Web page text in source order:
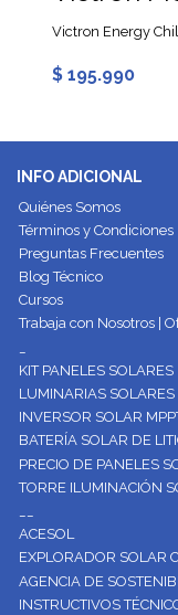
Victron Energy
$ 195.990
INFO ADICIONAL
Quiénes Somos
Términos y Condiciones
Preguntas Frecuentes
Blog Técnico
Cursos
Trabaja con Nosotros |
KIT PANELES SOLARES
LUMINARIAS SOLARES
INVERSOR SOLAR
BATERÍA SOLAR DE
PRECIO DE PANELES
TORRE ILUMINACIÓN
ACESOL
EXPLORADOR SOLAR
AGENCIA DE
INSTRUCTIVOS